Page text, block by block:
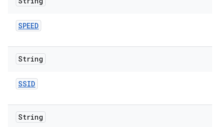
SPEED
String
SSID
String